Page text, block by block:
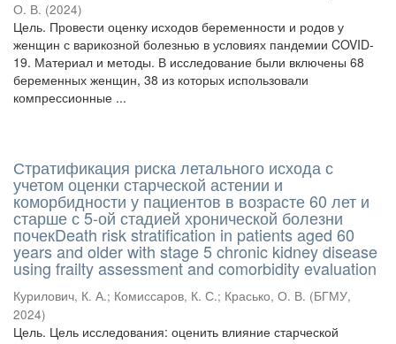
О. В. (2024)
Цель. Провести оценку исходов беременности и родов у
женщин с варикозной болезнью в условиях пандемии COVID-
19. Материал и методы. В исследование были включены 68
беременных женщин, 38 из которых использовали
компрессионные ...
Стратификация риска летального исхода с
учетом оценки старческой астении и
коморбидности у пациентов в возрасте 60 лет и
старше с 5-ой стадией хронической болезни
почекDeath risk stratification in patients aged 60
years and older with stage 5 chronic kidney disease
using frailty assessment and comorbidity evaluation
Курилович, К. А.; Комиссаров, К. С.; Красько, О. В. (БГМУ,
2024)
Цель. Цель исследования: оценить влияние старческой